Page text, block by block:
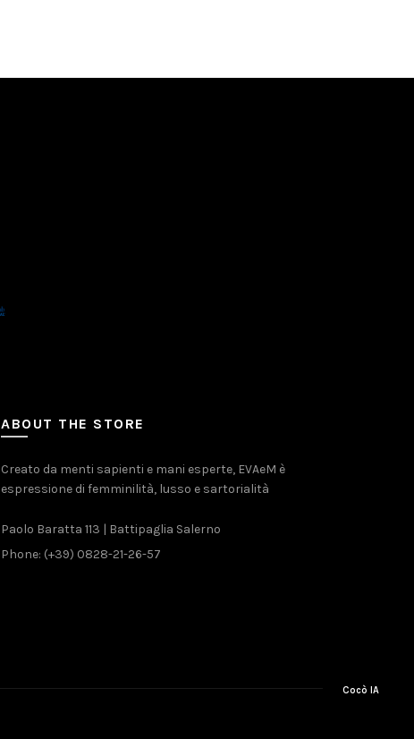
ABOUT THE STORE
Creato da menti sapienti e mani esperte, EVAeM è
espressione di femminilità, lusso e sartorialità
Paolo Baratta 113 | Battipaglia Salerno
Phone: (+39) 0828-21-26-57
Cocò IA